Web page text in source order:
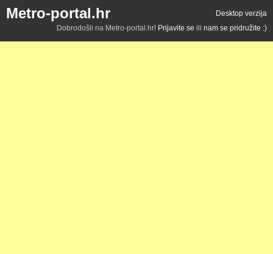
Metro-portal.hr
Desktop verzija
Dobrodošli na Metro-portal.hr! Prijavite se ili nam se pridružite :)